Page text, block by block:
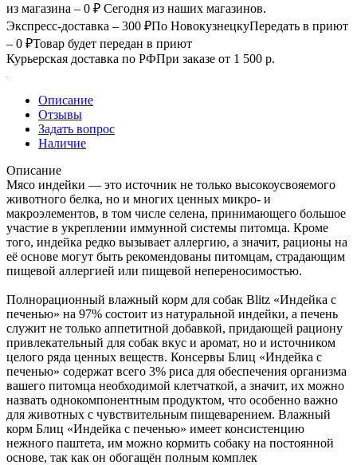
из магазина – 0 ₽ Сегодня из наших магазинов.
Экспресс-доставка – 300 ₽По НовокузнецкуПередать в приют
– 0 ₽Товар будет передан в приют
Курьерская доставка по РФПри заказе от 1 500 р.
Описание
Отзывы
Задать вопрос
Наличие
Описание
Мясо индейки — это источник не только высокоусвояемого
животного белка, но и многих ценных микро- и
макроэлементов, в том числе селена, принимающего большое
участие в укреплении иммунной системы питомца. Кроме
того, индейка редко вызывает аллергию, а значит, рационы на
её основе могут быть рекомендованы питомцам, страдающим
пищевой аллергией или пищевой непереносимостью.
Полнорационный влажный корм для собак Blitz «Индейка с
печенью» на 97% состоит из натуральной индейки, а печень
служит не только аппетитной добавкой, придающей рациону
привлекательный для собак вкус и аромат, но и источником
целого ряда ценных веществ. Консервы Блиц «Индейка с
печенью» содержат всего 3% риса для обеспечения организма
вашего питомца необходимой клетчаткой, а значит, их можно
назвать однокомпонентным продуктом, что особенно важно
для животных с чувствительным пищеварением. Влажный
корм Блиц «Индейка с печенью» имеет консистенцию
нежного паштета, им можно кормить собаку на постоянной
основе, так как он обогащён полным комплек